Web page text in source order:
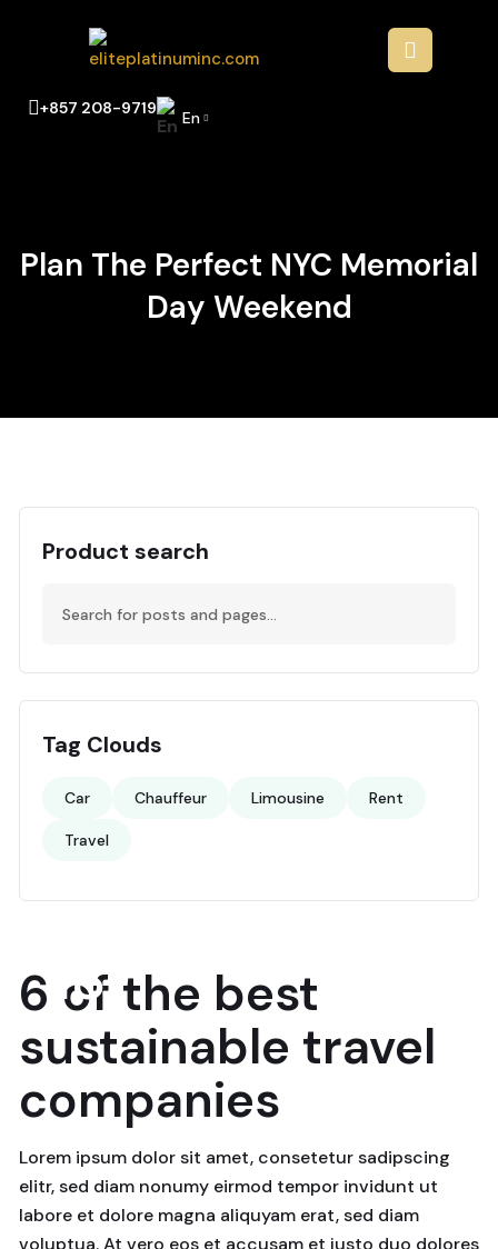
+857 208-9719 En
Plan The Perfect NYC Memorial
Day Weekend
18
6 of the best
sustainable travel
companies
Lorem ipsum dolor sit amet, consetetur sadipscing
elitr, sed diam nonumy eirmod tempor invidunt ut
labore et dolore magna aliquyam erat, sed diam
voluptua. At vero eos et accusam et justo duo dolores
Product search
Tag Clouds
Car Chauffeur Limousine Rent
Travel